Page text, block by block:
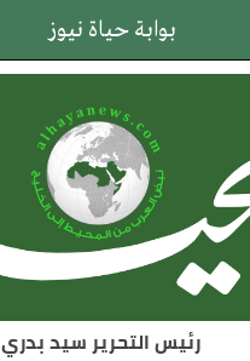
بوابة حياة نيوز
رئيس التحرير سيد بدري